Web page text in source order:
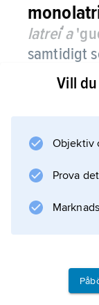
latreiʹa
samtidigt
på att det
andra
Gud
Vill
Objektiv
Prova